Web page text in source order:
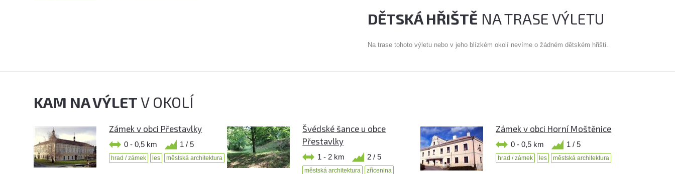
DĚTSKÁ HŘIŠTĚ NA TRASE VÝLETU
Na trase tohoto výletu nebo v jeho blízkém okolí nevíme o žádném dětském hřišti.
KAM NA VÝLETV OKOLÍ
Zámek v obci Přestavlky
0 - 0,5 km 1 / 5
hrad / zámek les městská architektura
Švédské šance u obce
Přestavlky
1 - 2 km 2 / 5
městská architektura zřícenina
Zámek v obci Horní Moštěnice
0 - 0,5 km 1 / 5
hrad / zámek les městská architektura